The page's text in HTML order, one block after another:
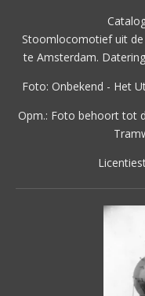
Stoomlocomotief uit de
te Amsterdam.
Foto: Onbekend - Het
Opm.: Foto behoort tot